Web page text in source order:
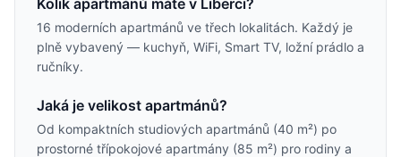
Kolik apartmánů máte v Liberci?
16 moderních apartmánů ve třech lokalitách. Každý je
plně vybavený — kuchyň, WiFi, Smart TV, ložní prádlo a
ručníky.
Jaká je velikost apartmánů?
Od kompaktních studiových apartmánů (40 m²) po
prostorné třípokojové apartmány (85 m²) pro rodiny a